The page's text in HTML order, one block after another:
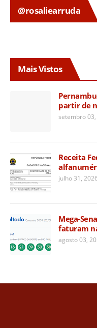
@rosaliearruda
Mais Vistos
partir de
setembro
Receita
julho 31, 2026
Mega-
faturam
agosto 03,